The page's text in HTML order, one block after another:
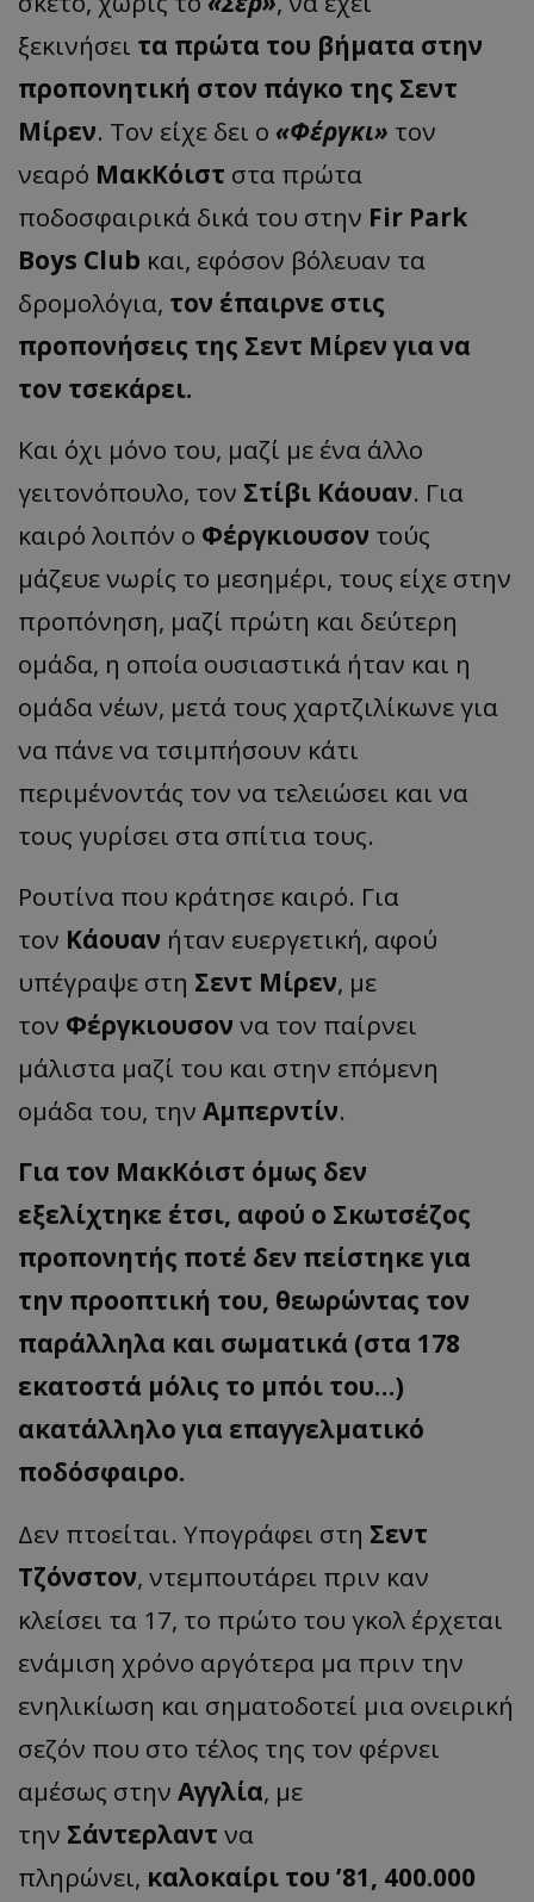
ξεκινήσει τα πρώτα του βήματα στην
προπονητική στον πάγκο της Σεντ
Μίρεν. Τον είχε δει ο «Φέργκι» τον
νεαρό ΜακΚόιστ στα πρώτα
ποδοσφαιρικά δικά του στην Fir Park
Boys Club και, εφόσον βόλευαν τα
δρομολόγια, τον έπαιρνε στις
προπονήσεις της Σεντ Μίρεν για να
τον τσεκάρει.
Και όχι μόνο του, μαζί με ένα άλλο
γειτονόπουλο, τον Στίβι Κάουαν. Για
καιρό λοιπόν ο Φέργκιουσον τούς
μάζευε νωρίς το μεσημέρι, τους είχε στην
προπόνηση, μαζί πρώτη και δεύτερη
ομάδα, η οποία ουσιαστικά ήταν και η
ομάδα νέων, μετά τους χαρτζιλίκωνε για
να πάνε να τσιμπήσουν κάτι
περιμένοντάς τον να τελειώσει και να
τους γυρίσει στα σπίτια τους.
Ρουτίνα που κράτησε καιρό. Για
τον Κάουαν ήταν ευεργετική, αφού
υπέγραψε στη Σεντ Μίρεν, με
τον Φέργκιουσον να τον παίρνει
μάλιστα μαζί του και στην επόμενη
ομάδα του, την Αμπερντίν.
Για τον ΜακΚόιστ όμως δεν
εξελίχτηκε έτσι, αφού ο Σκωτσέζος
προπονητής ποτέ δεν πείστηκε για
την προοπτική του, θεωρώντας τον
παράλληλα και σωματικά (στα 178
εκατοστά μόλις το μπόι του…)
ακατάλληλο για επαγγελματικό
ποδόσφαιρο.
Δεν πτοείται. Υπογράφει στη Σεντ
Τζόνστον, ντεμπουτάρει πριν καν
κλείσει τα 17, το πρώτο του γκολ έρχεται
ενάμιση χρόνο αργότερα μα πριν την
ενηλικίωση και σηματοδοτεί μια ονειρική
σεζόν που στο τέλος της τον φέρνει
αμέσως στην Αγγλία, με
την Σάντερλαντ να
πληρώνει, καλοκαίρι του ’81, 400.000